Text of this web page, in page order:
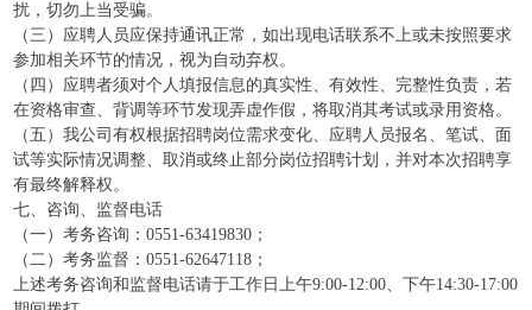
扰，切勿上当受骗。
（三）应聘人员应保持通讯正常，如出现电话联系不上或未按照要求
参加相关环节的情况，视为自动弃权。
（四）应聘者须对个人填报信息的真实性、有效性、完整性负责，若
在资格审查、背调等环节发现弄虚作假，将取消其考试或录用资格。
（五）我公司有权根据招聘岗位需求变化、应聘人员报名、笔试、面
试等实际情况调整、取消或终止部分岗位招聘计划，并对本次招聘享
有最终解释权。
七、咨询、监督电话
（一）考务咨询：0551-63419830；
（二）考务监督：0551-62647118；
上述考务咨询和监督电话请于工作日上午9:00-12:00、下午14:30-17:00